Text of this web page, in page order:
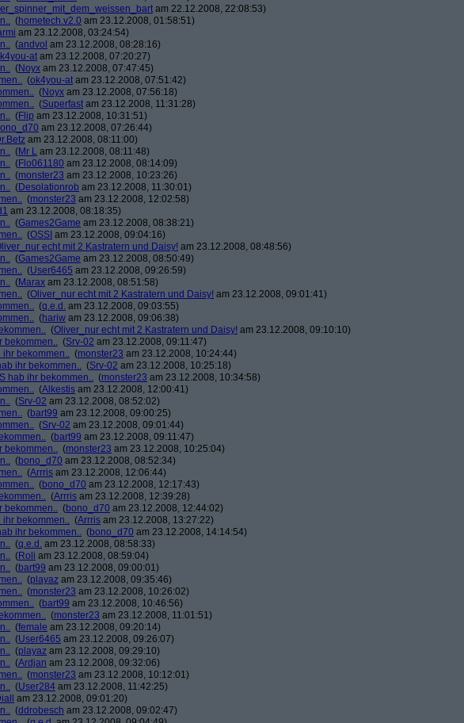
am 22.12.2008, 22:08:53)
(hometech.v2.0 am 23.12.2008, 01:58:51)
am 23.12.2008, 03:24:54)
(andvol am 23.12.2008, 08:28:16)
at am 23.12.2008, 07:20:27)
(Noyx am 23.12.2008, 07:47:45)
(ok4you-at am 23.12.2008, 07:51:42)
(Noyx am 23.12.2008, 07:56:18)
(Superfast am 23.12.2008, 11:31:28)
(Flip am 23.12.2008, 10:31:51)
am 23.12.2008, 07:26:44)
am 23.12.2008, 08:11:00)
(Mr L am 23.12.2008, 08:11:48)
(Flo061180 am 23.12.2008, 08:14:09)
(monster23 am 23.12.2008, 10:23:26)
(Desolationrob am 23.12.2008, 11:30:01)
(monster23 am 23.12.2008, 12:02:58)
am 23.12.2008, 08:18:35)
(Games2Game am 23.12.2008, 08:38:21)
(OSSI am 23.12.2008, 09:04:16)
echt mit 2 Kastratern und Daisy! am 23.12.2008, 08:48:56)
(Games2Game am 23.12.2008, 08:50:49)
(User6465 am 23.12.2008, 09:26:59)
(Marax am 23.12.2008, 08:51:58)
(Oliver_nur echt mit 2 Kastratern und Daisy! am 23.12.2008, 09:01:41)
(q.e.d. am 23.12.2008, 09:03:55)
(hariw am 23.12.2008, 09:06:38)
(Oliver_nur echt mit 2 Kastratern und Daisy! am 23.12.2008, 09:10:10)
bekommen.. (Srv-02 am 23.12.2008, 09:11:47)
ihr bekommen.. (monster23 am 23.12.2008, 10:24:44)
ihr bekommen.. (Srv-02 am 23.12.2008, 10:25:18)
hab ihr bekommen.. (monster23 am 23.12.2008, 10:34:58)
(Alkestis am 23.12.2008, 12:00:41)
(Srv-02 am 23.12.2008, 08:52:02)
(bart99 am 23.12.2008, 09:00:25)
(Srv-02 am 23.12.2008, 09:01:44)
(bart99 am 23.12.2008, 09:11:47)
bekommen.. (monster23 am 23.12.2008, 10:25:04)
(bono_d70 am 23.12.2008, 08:52:34)
(Arrris am 23.12.2008, 12:06:44)
(bono_d70 am 23.12.2008, 12:17:43)
(Arrris am 23.12.2008, 12:39:28)
bekommen.. (bono_d70 am 23.12.2008, 12:44:02)
ihr bekommen.. (Arrris am 23.12.2008, 13:27:22)
ihr bekommen.. (bono_d70 am 23.12.2008, 14:14:54)
(q.e.d. am 23.12.2008, 08:58:33)
(Roli am 23.12.2008, 08:59:04)
(bart99 am 23.12.2008, 09:00:01)
(playaz am 23.12.2008, 09:35:46)
(monster23 am 23.12.2008, 10:26:02)
(bart99 am 23.12.2008, 10:46:56)
(monster23 am 23.12.2008, 11:01:51)
(female am 23.12.2008, 09:20:14)
(User6465 am 23.12.2008, 09:26:07)
(playaz am 23.12.2008, 09:29:10)
(Ardjan am 23.12.2008, 09:32:06)
(monster23 am 23.12.2008, 10:12:01)
(User284 am 23.12.2008, 11:42:25)
am 23.12.2008, 09:01:20)
(ddrobesch am 23.12.2008, 09:02:47)